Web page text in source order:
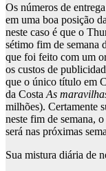
Os números de
em uma boa posição
neste caso é que o
sétimo fim de semana
que foi feito com um
os custos de
que o único título em
da Costa As
milhões). Certamente
neste fim de semana,
será nas próximas
Sua mistura diária de